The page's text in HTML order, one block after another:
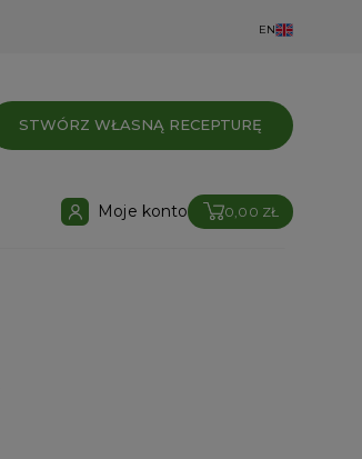
EN
STWÓRZ WŁASNĄ RECEPTURĘ
Moje konto 0,00 ZŁ